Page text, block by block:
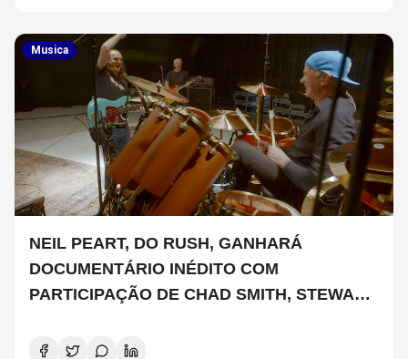
Musica
NEIL PEART, DO RUSH, GANHARÁ
DOCUMENTÁRIO INÉDITO COM
PARTICIPAÇÃO DE CHAD SMITH, STEWART